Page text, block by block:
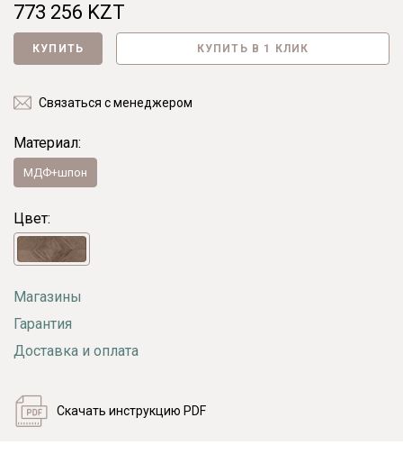
773 256 KZT
КУПИТЬ КУПИТЬ В 1 КЛИК
Связаться с менеджером
Материал:
МДФ+шпон
Цвет:
Магазины
Гарантия
Доставка и оплата
Скачать инструкцию PDF